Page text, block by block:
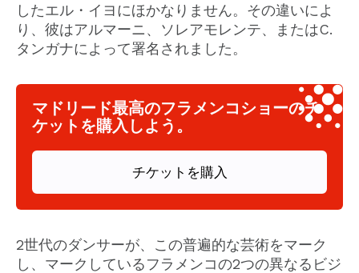
したエル・イヨにほかなりません。その違いによ
り、彼はアルマーニ、ソレアモレンテ、またはC.
タンガナによって署名されました。
マドリード最高のフラメンコショーのチ
ケットを購入しよう。
チケットを購入
2世代のダンサーが、この普遍的な芸術をマーク
し、マークしているフラメンコの2つの異なるビジ